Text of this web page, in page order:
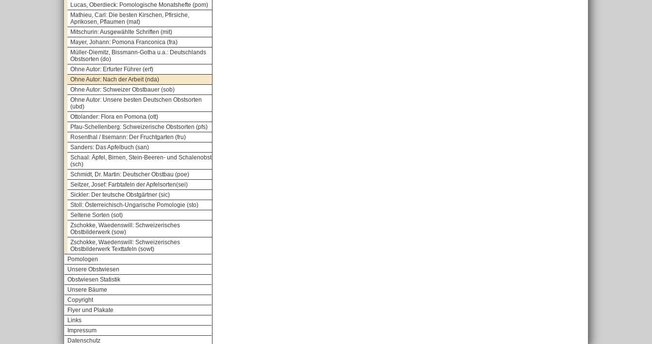
Lucas, Oberdieck: Pomologische Monatshefte (pom)
Mathieu, Carl: Die besten Kirschen, Pfirsiche,
Aprikosen, Pflaumen (mat)
Mitschurin: Ausgewählte Schriften (mit)
Mayer, Johann: Pomona Franconica (fra)
Müller-Diemitz, Bissmann-Gotha u.a.: Deutschlands
Obstsorten (do)
Ohne Autor: Erfurter Führer (erf)
Ohne Autor: Nach der Arbeit (nda)
Ohne Autor: Schweizer Obstbauer (sob)
Ohne Autor: Unsere besten Deutschen Obstsorten
(ubd)
Ottolander: Flora en Pomona (ott)
Pfau-Schellenberg: Schweizerische Obstsorten (pfs)
Rosenthal / Ilsemann: Der Fruchtgarten (fru)
Sanders: Das Apfelbuch (san)
Schaal: Äpfel, Birnen, Stein-Beeren- und Schalenobst
(sch)
Schmidt, Dr. Martin: Deutscher Obstbau (poe)
Seitzer, Josef: Farbtafeln der Apfelsorten(sei)
Sickler: Der teutsche Obstgärtner (sic)
Stoll: Österreichisch-Ungarische Pomologie (sto)
Seltene Sorten (sot)
Zschokke, Waedenswill: Schweizerisches
Obstbilderwerk (sow)
Zschokke, Waedenswill: Schweizerisches
Obstbilderwerk Texttafeln (sowt)
Pomologen
Unsere Obstwiesen
Obstwiesen Statistik
Unsere Bäume
Copyright
Flyer und Plakate
Links
Impressum
Datenschutz